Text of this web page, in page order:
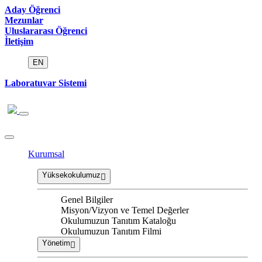
Aday Öğrenci
Mezunlar
Uluslararası Öğrenci
İletişim
EN
Laboratuvar Sistemi
Kurumsal
Yüksekokulumuz
Genel Bilgiler
Misyon/Vizyon ve Temel Değerler
Okulumuzun Tanıtım Kataloğu
Okulumuzun Tanıtım Filmi
Yönetim